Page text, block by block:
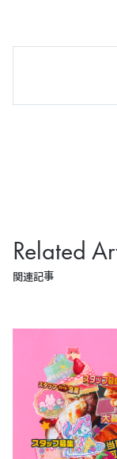
Related
関連記事